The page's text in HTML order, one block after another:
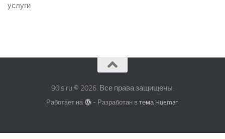
услуги
90is.ru © 2026. Все права защищены.
Работает на - Разработан в тема Hueman